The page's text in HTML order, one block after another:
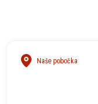
Naše pobočka